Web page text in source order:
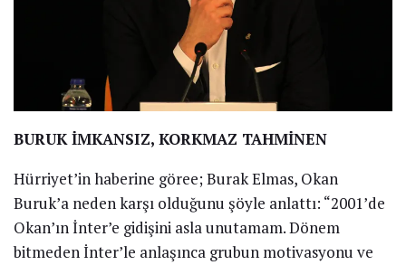
BURUK İMKANSIZ, KORKMAZ TAHMİNEN
Hürriyet’in haberine göree; Burak Elmas, Okan
Buruk’a neden karşı olduğunu şöyle anlattı: “2001’de
Okan’ın İnter’e gidişini asla unutamam. Dönem
bitmeden İnter’le anlaşınca grubun motivasyonu ve